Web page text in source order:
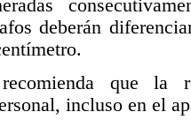
deberán
que la
incluso en el